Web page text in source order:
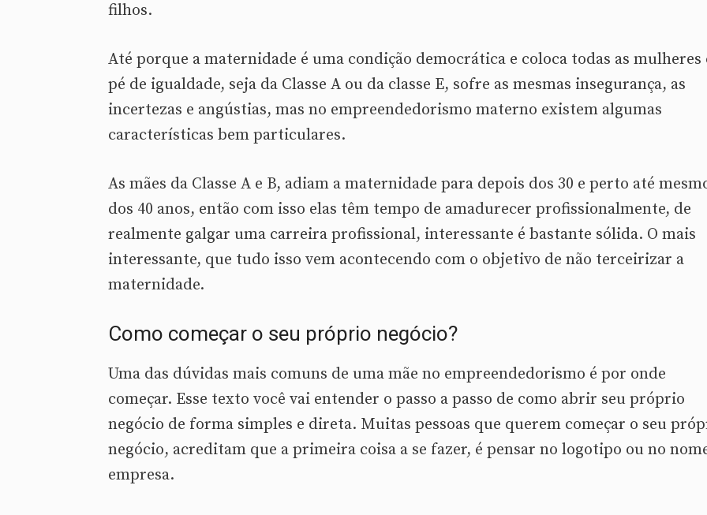
filhos.
Até porque a maternidade é uma condição democrática e coloca todas as mulheres
pé de igualdade, seja da Classe A ou da classe E, sofre as mesmas insegurança, as
incertezas e angústias, mas no empreendedorismo materno existem algumas
características bem particulares.
As mães da Classe A e B, adiam a maternidade para depois dos 30 e perto até
dos 40 anos, então com isso elas têm tempo de amadurecer profissionalmente, de
realmente galgar uma carreira profissional, interessante é bastante sólida. O mais
interessante, que tudo isso vem acontecendo com o objetivo de não terceirizar a
maternidade.
Como começar o seu próprio negócio?
Uma das dúvidas mais comuns de uma mãe no empreendedorismo é por onde
começar. Esse texto você vai entender o passo a passo de como abrir seu próprio
negócio de forma simples e direta. Muitas pessoas que querem começar o seu
negócio, acreditam que a primeira coisa a se fazer, é pensar no logotipo ou no
empresa.